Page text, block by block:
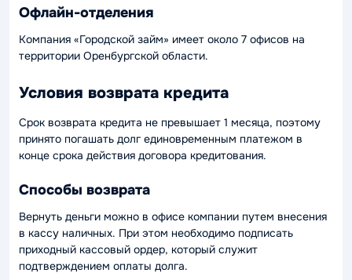
Офлайн-отделения
Компания «Городской займ» имеет около 7 офисов на
территории Оренбургской области.
Условия возврата кредита
Срок возврата кредита не превышает 1 месяца, поэтому
принято погашать долг единовременным платежом в
конце срока действия договора кредитования.
Способы возврата
Вернуть деньги можно в офисе компании путем внесения
в кассу наличных. При этом необходимо подписать
приходный кассовый ордер, который служит
подтверждением оплаты долга.